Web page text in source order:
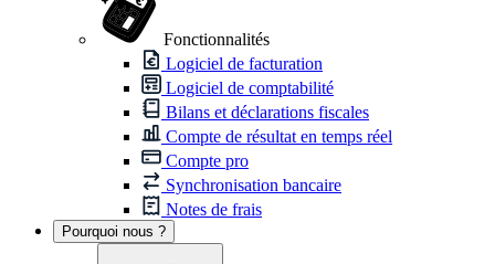
Fonctionnalités
Logiciel de facturation
Logiciel de comptabilité
Bilans et déclarations fiscales
Compte de résultat en temps réel
Compte pro
Synchronisation bancaire
Notes de frais
Pourquoi nous ?